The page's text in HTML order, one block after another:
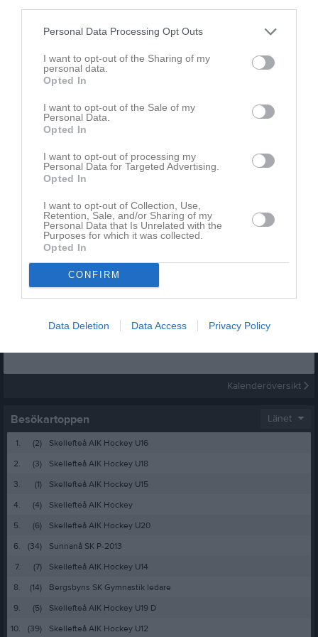
Personal Data Processing Opt Outs
I want to opt-out of the Sharing of my
personal data.
Opted In
I want to opt-out of the Sale of my
Personal Data.
Opted In
I want to opt-out of processing my
Personal Data for Targeted Advertising.
Opted In
I want to opt-out of Collection, Use,
Retention, Sale, and/or Sharing of my
Personal Data that Is Unrelated with the
Purposes for which it was collected.
Opted In
CONFIRM
Data Deletion Data Access Privacy Policy
Ingen video uppladdad
Senast uppdaterade album
Inget album finns skapat
Logga in som administratör och skapa ert första album
På gång Kalender
Kalenderöversikt
Besökartoppen Länet
1. (2)
Skellefteå AIK Hockey U16
2.
(3)
Skellefteå AIK Hockey U18
3.
(1)
Skellefteå AIK Hockey U15
4.
(4)
Skellefteå AIK Hockey
5.
(6)
Skellefteå AIK Hockey U20
6.
(34)
Sunnanå SK P-2013
7.
(7)
Skellefteå AIK Hockey U14
8.
(14)
Bergsbyns SK Gymnastik ledare
9.
(5)
Skellefteå AIK Hockey U19 D
10.
(39) Skellefteå AIK Hockey U12